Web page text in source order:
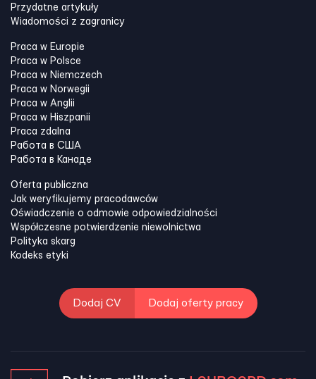
Przydatne artykuły
Wiadomości z zagranicy
Praca w Europie
Praca w Polsce
Praca w Niemczech
Praca w Norwegii
Praca w Anglii
Praca w Hiszpanii
Praca zdalna
Работа в США
Работа в Канадe
Oferta publiczna
Jak weryfikujemy pracodawców
Oświadczenie o odmowie odpowiedzialności
Współczesne potwierdzenie niewolnictwa
Polityka skarg
Kodeks etyki
Dodaj CV Dodaj oferty pracy